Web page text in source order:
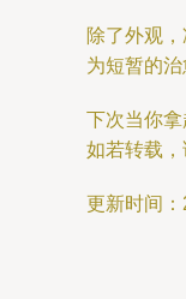
除了外观
为短暂的
下次当你
如若转载
更新时间